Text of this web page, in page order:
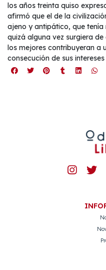
los años treinta quiso
afirmó que el de la
ajeno y antipático, que
quizá alguna vez surgiera
los mejores contribuyeran a
consecución de sus